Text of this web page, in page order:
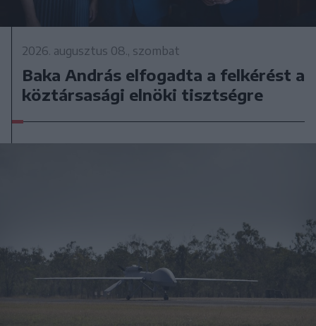
2026. augusztus 08., szombat
Baka András elfogadta a felkérést a
köztársasági elnöki tisztségre